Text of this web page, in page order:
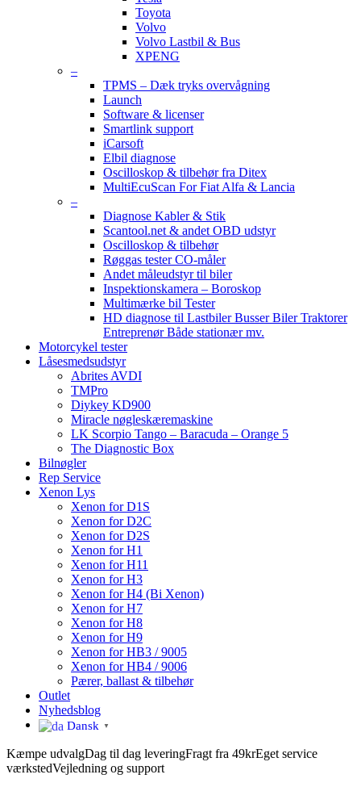
Toyota
Volvo
Volvo Lastbil & Bus
XPENG
–
TPMS – Dæk tryks overvågning
Launch
Software & licenser
Smartlink support
iCarsoft
Elbil diagnose
Oscilloskop & tilbehør fra Ditex
MultiEcuScan For Fiat Alfa & Lancia
–
Diagnose Kabler & Stik
Scantool.net & andet OBD udstyr
Oscilloskop & tilbehør
Røggas tester CO-måler
Andet måleudstyr til biler
Inspektionskamera – Boroskop
Multimærke bil Tester
HD diagnose til Lastbiler Busser Biler Traktorer
Entreprenør Både stationær mv.
Motorcykel tester
Låsesmedsudstyr
Abrites AVDI
TMPro
Diykey KD900
Miracle nøgleskæremaskine
LK Scorpio Tango – Baracuda – Orange 5
The Diagnostic Box
Bilnøgler
Rep Service
Xenon Lys
Xenon for D1S
Xenon for D2C
Xenon for D2S
Xenon for H1
Xenon for H11
Xenon for H3
Xenon for H4 (Bi Xenon)
Xenon for H7
Xenon for H8
Xenon for H9
Xenon for HB3 / 9005
Xenon for HB4 / 9006
Pærer, ballast & tilbehør
Outlet
Nyhedsblog
Dansk ▼
Kæmpe udvalgDag til dag leveringFragt fra 49krEget service
værkstedVejledning og support